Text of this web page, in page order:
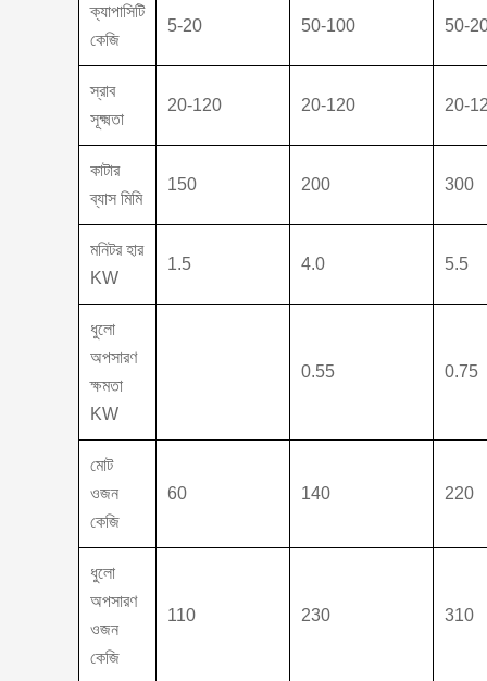
ক্যাপাসিটি
কেজি
5-20 50-100 50-
স্রাব
সূক্ষ্মতা
20-120 20-120 20-
কাটার
ব্যাস মিমি
150 200 300
মনিটর হার
KW
1.5 4.0 5.5
ধুলো
অপসারণ
ক্ষমতা
KW
0.55 0.75
মোট
ওজন
কেজি
60 140 220
ধুলো
অপসারণ
ওজন
কেজি
110 230 310